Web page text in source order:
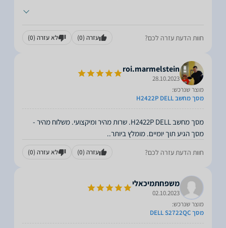
חוות הדעת עזרה לכם? עזרה (0) לא עזרה (0)
roi.marmelstein
28.10.2023
מוצר שנרכש:
מסך מחשב H2422P DELL
מסך מחשב H2422P DELL. שרות מהיר ומיקצועי. משלוח מהיר -
מסך הגיע תוך יומיים. מומלץ ביותר..
חוות הדעת עזרה לכם? עזרה (0) לא עזרה (0)
משפחתמיכאלי
02.10.2023
מוצר שנרכש:
מסך DELL S2722QC